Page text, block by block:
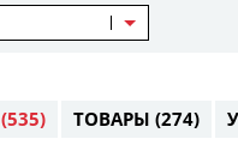
(535) ТОВАРЫ (274)